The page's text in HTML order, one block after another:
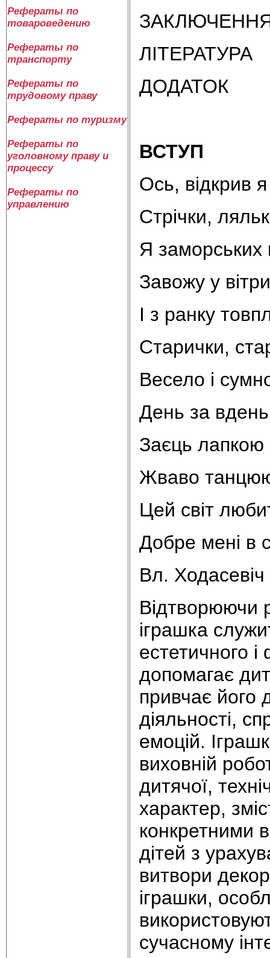
Рефераты по
товароведению
Рефераты по
транспорту
Рефераты по
трудовому праву
Рефераты по туризму
Рефераты по
уголовному праву и
процессу
Рефераты по
управлению
ЛІТЕРАТУРА
ДОДАТОК
ВСТУП
Ось, відкрив
Стрічки,
Я заморських
Завожу у
І з ранку
Старички,
Весело і
День за
Заєць лапкою
Жваво
Цей світ
Добре мені в
Вл. Ходасевіч
Відтворюючи
іграшка
естетичного
допомагає
привчає його
діяльності,
емоцій.
виховній
дитячої,
характер,
конкретними
дітей з
витвори
іграшки,
сучасному